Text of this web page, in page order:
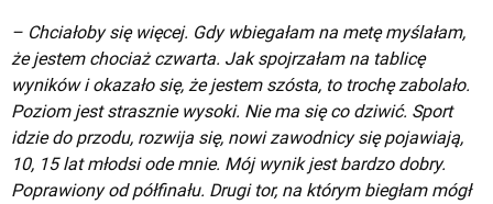
– Chciałoby się więcej. Gdy wbiegałam na metę myślałam,
że jestem chociaż czwarta. Jak spojrzałam na tablicę
wyników i okazało się, że jestem szósta, to trochę zabolało.
Poziom jest strasznie wysoki. Nie ma się co dziwić. Sport
idzie do przodu, rozwija się, nowi zawodnicy się pojawiają,
10, 15 lat młodsi ode mnie. Mój wynik jest bardzo dobry.
Poprawiony od półfinału. Drugi tor, na którym biegłam mógł